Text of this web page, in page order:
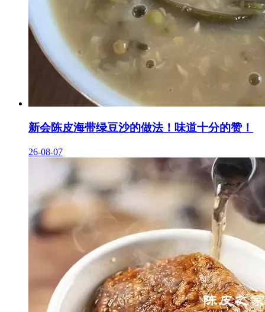
新会陈皮海带绿豆沙的做法！味道十分的赞！
26-08-07